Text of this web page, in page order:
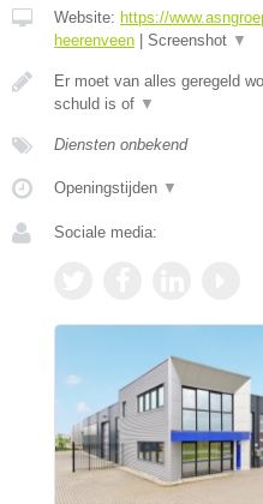
Website: https://
heerenveen
Screenshot ▼
Er moet van alles geregeld
schuld is of ▼
Diensten onbekend
Openingstijden ▼
Sociale media: